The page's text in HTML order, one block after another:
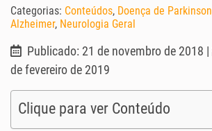
Categorias: Conteúdos, Doença de Parkinson
Alzheimer, Neurologia Geral
Publicado: 21 de novembro de 2018 |
de fevereiro de 2019
Clique para ver Conteúdo